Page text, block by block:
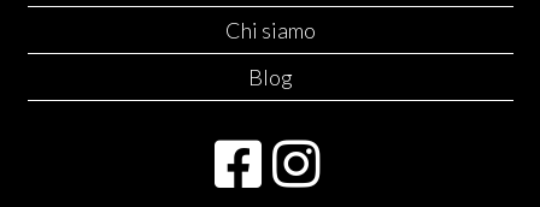
Chi siamo
Blog